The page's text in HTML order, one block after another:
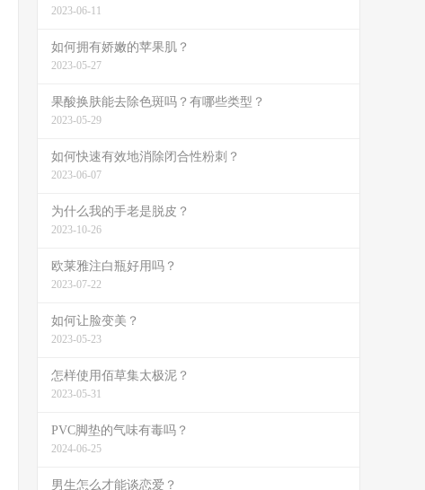
2023-06-11
如何拥有娇嫩的苹果肌？
2023-05-27
果酸换肤能去除色斑吗？有哪些类型？
2023-05-29
如何快速有效地消除闭合性粉刺？
2023-06-07
为什么我的手老是脱皮？
2023-10-26
欧莱雅注白瓶好用吗？
2023-07-22
如何让脸变美？
2023-05-23
怎样使用佰草集太极泥？
2023-05-31
PVC脚垫的气味有毒吗？
2024-06-25
男生怎么才能谈恋爱？